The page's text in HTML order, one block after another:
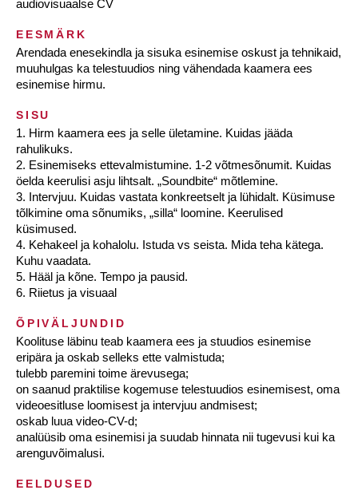
audiovisuaalse CV
EESMÄRK
Arendada enesekindla ja sisuka esinemise oskust ja tehnikaid,
muuhulgas ka telestuudios ning vähendada kaamera ees
esinemise hirmu.
SISU
1. Hirm kaamera ees ja selle ületamine. Kuidas jääda
rahulikuks.
2. Esinemiseks ettevalmistumine. 1-2 võtmesõnumit. Kuidas
öelda keerulisi asju lihtsalt. „Soundbite“ mõtlemine.
3. Intervjuu. Kuidas vastata konkreetselt ja lühidalt. Küsimuse
tõlkimine oma sõnumiks, „silla“ loomine. Keerulised
küsimused.
4. Kehakeel ja kohalolu. Istuda vs seista. Mida teha kätega.
Kuhu vaadata.
5. Hääl ja kõne. Tempo ja pausid.
6. Riietus ja visuaal
ÕPIVÄLJUNDID
Koolituse läbinu teab kaamera ees ja stuudios esinemise
eripära ja oskab selleks ette valmistuda;
tulebb paremini toime ärevusega;
on saanud praktilise kogemuse telestuudios esinemisest, oma
videoesitluse loomisest ja intervjuu andmisest;
oskab luua video-CV-d;
analüüsib oma esinemisi ja suudab hinnata nii tugevusi kui ka
arenguvõimalusi.
EELDUSED